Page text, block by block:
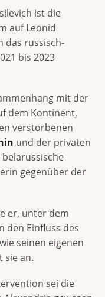
ist die
auf Leonid
das russisch-
bis 2023
mit der
dem Kontinent,
verstorbenen
und der privaten
belarussische
gegenüber der
er, unter dem
den Einfluss des
seinen eigenen
sie an.
sei die